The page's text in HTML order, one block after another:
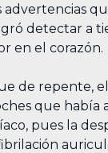
advertencias
detectar a
en el corazón.
de repente,
que había
pues la